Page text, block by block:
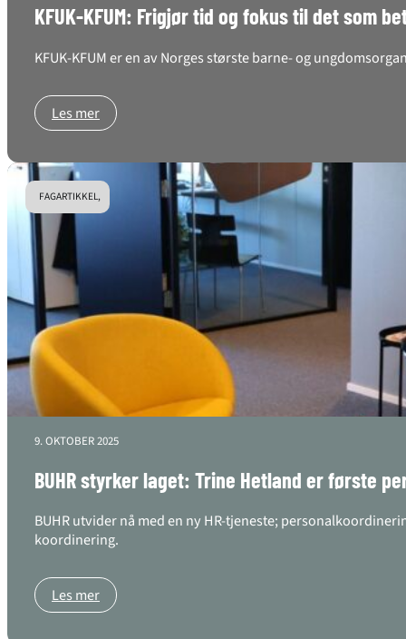
KFUK-KFUM: Frigjør tid og fokus til det som
KFUK-KFUM er en av Norges største barne- og
Les mer
FAGARTIKKEL,
9. OKTOBER 2025
BUHR styrker laget: Trine Hetland er første
BUHR utvider nå med en ny HR-tjeneste;
koordinering.
Les mer